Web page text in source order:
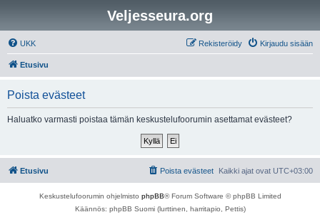
Veljesseura.org
UKK Kirjaudu sisään
Rekisteröidy
Etusivu
Poista evästeet
Haluatko varmasti poistaa tämän keskustelufoorumin asettamat evästeet?
Etusivu Kaikki ajat ovat UTC+03:00
Poista evästeet
Keskustelufoorumin ohjelmisto phpBB® Forum Software © phpBB Limited
Käännös: phpBB Suomi (lurttinen, harritapio, Pettis)